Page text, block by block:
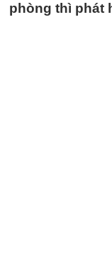
phòng thì phát